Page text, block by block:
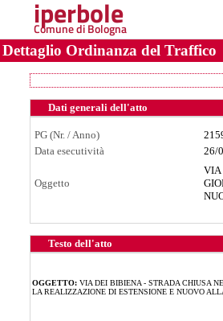
iperbole
Comune di Bologna
Dettaglio Ordinanza del Traffico
Dati generali dell'atto
PG (Nr. / Anno)
Data esecutività
26/
Oggetto
VIA
Testo dell'atto
OGGETTO: VIA DEI BIBIENA - STRADA CHIUSA
LA REALIZZAZIONE DI ESTENSIONE E NUOVO